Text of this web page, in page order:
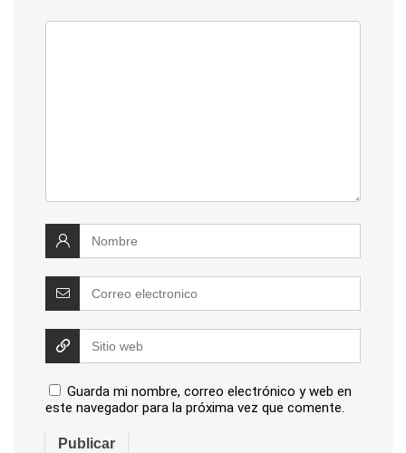
Guarda mi nombre, correo electrónico y web en
este navegador para la próxima vez que comente.